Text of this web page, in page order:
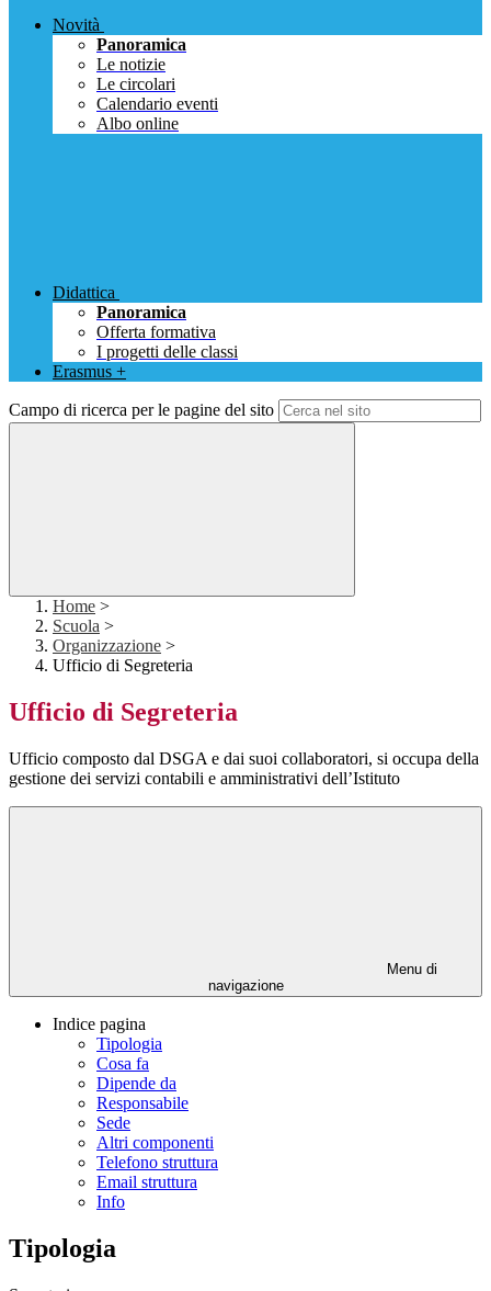
Novità
Panoramica
Le notizie
Le circolari
Calendario eventi
Albo online
Didattica
Panoramica
Offerta formativa
I progetti delle classi
Erasmus +
Campo di ricerca per le pagine del sito
Home >
Scuola >
Organizzazione >
Ufficio di Segreteria
Ufficio di Segreteria
Ufficio composto dal DSGA e dai suoi collaboratori, si occupa della
gestione dei servizi contabili e amministrativi dell’Istituto
Menu di
navigazione
Indice pagina
Tipologia
Cosa fa
Dipende da
Responsabile
Sede
Altri componenti
Telefono struttura
Email struttura
Info
Tipologia